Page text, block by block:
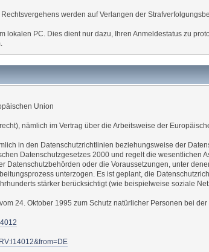
werden auf Verlangen der
lokalen PC. Dies dient nur dazu, Ihren Anmeldestatus zu
Union
nämlich im Vertrag über die Arbeitsweise der
in den Datenschutzrichtlinien beziehungsweise der
Datenschutzgesetzes 2000 und regelt die wesentlichen
oder die Voraussetzungen, unter
unterzogen. Es ist geplant, die
stärker berücksichtigt (wie beispielweise soziale
24. Oktober 1995 zum Schutz natürlicher Personen bei